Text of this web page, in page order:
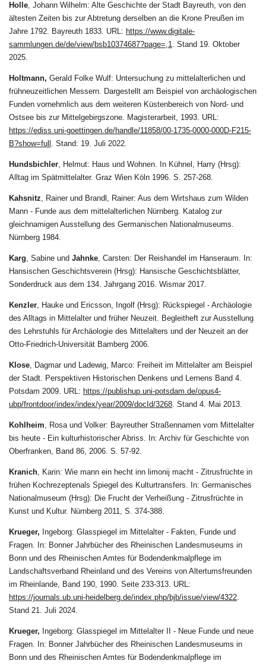
Holle, Johann Wilhelm: Alte Geschichte der Stadt Bayreuth, von den
ältesten Zeiten bis zur Abtretung derselben an die Krone Preußen im
Jahre 1792. Bayreuth 1833. URL: https://www.digitale-
sammlungen.de/de/view/bsb10374687?page=,1. Stand 19. Oktober
2025.
Holtmann, Gerald Folke Wulf: Untersuchung zu mittelalterlichen und
frühneuzeitlichen Messern. Dargestellt am Beispiel von archäologischen
Funden vornehmlich aus dem weiteren Küstenbereich von Nord- und
Ostsee bis zur Mittelgebirgszone. Magisterarbeit, 1993. URL:
https://ediss.uni-goettingen.de/handle/11858/00-1735-0000-000D-F215-
B?show=full . Stand: 19. Juli 2022.
Hundsbichler, Helmut: Haus und Wohnen. In Kühnel, Harry (Hrsg):
Alltag im Spätmittelalter. Graz Wien Köln 1996. S. 257-268.
Kahsnitz, Rainer und Brandl, Rainer: Aus dem Wirtshaus zum Wilden
Mann - Funde aus dem mittelalterlichen Nürnberg. Katalog zur
gleichnamigen Ausstellung des Germanischen Nationalmuseums.
Nürnberg 1984.
Karg, Sabine und Jahnke, Carsten: Der Reishandel im Hanseraum. In:
Hansischen Geschichtsverein (Hrsg): Hansische Geschichtsblätter,
Sonderdruck aus dem 134. Jahrgang 2016. Wismar 2017.
Kenzler, Hauke und Ericsson, Ingolf (Hrsg): Rückspiegel - Archäologie
des Alltags in Mittelalter und früher Neuzeit. Begleitheft zur Ausstellung
des Lehrstuhls für Archäologie des Mittelalters und der Neuzeit an der
Otto-Friedrich-Universität Bamberg 2006.
Klose, Dagmar und Ladewig, Marco: Freiheit im Mittelalter am Beispiel
der Stadt. Perspektiven Historischen Denkens und Lernens Band 4.
Potsdam 2009. URL: https://publishup.uni-potsdam.de/opus4-
ubp/frontdoor/index/index/year/2009/docId/3268. Stand 4. Mai 2013.
Kohlheim, Rosa und Volker: Bayreuther Straßennamen vom Mittelalter
bis heute - Ein kulturhistorischer Abriss. In: Archiv für Geschichte von
Oberfranken, Band 86, 2006. S. 57-92.
Kranich, Karin: Wie mann ein hecht inn limonij macht - Zitrusfrüchte in
frühen Kochrezeptenals Spiegel des Kulturtransfers. In: Germanisches
Nationalmuseum (Hrsg): Die Frucht der Verheißung - Zitrusfrüchte in
Kunst und Kultur. Nürnberg 2011, S. 374-388.
Krueger, Ingeborg: Glasspiegel im Mittelalter - Fakten, Funde und
Fragen. In: Bonner Jahrbücher des Rheinischen Landesmuseums in
Bonn und des Rheinischen Amtes für Bodendenkmalpflege im
Landschaftsverband Rheinland und des Vereins von Altertumsfreunden
im Rheinlande, Band 190, 1990. Seite 233-313. URL:
https://journals.ub.uni-heidelberg.de/index.php/bjb/issue/view/4322.
Stand 21. Juli 2024.
Krueger, Ingeborg: Glasspiegel im Mittelalter II - Neue Funde und neue
Fragen. In: Bonner Jahrbücher des Rheinischen Landesmuseums in
Bonn und des Rheinischen Amtes für Bodendenkmalpflege im